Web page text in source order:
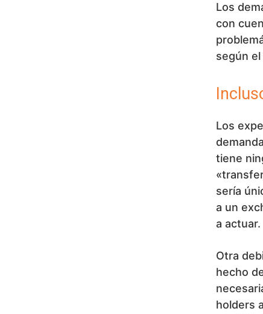
Los
con
según
Los
tiene
sería
a un
a actuar.
Otra
hecho
holders